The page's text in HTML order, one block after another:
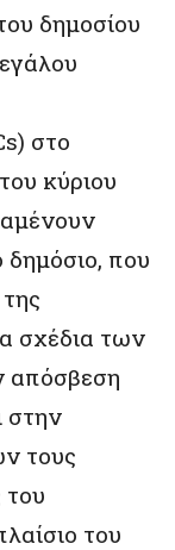
δημοσίου
στο
κύριου
που
σχέδια των
απόσβεση
στην
τους
του
του